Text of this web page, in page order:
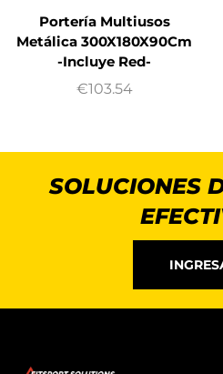
Portería Multiusos
Metálica 300X180X90Cm
-Incluye Red-
€103.54
SOLUCIONES